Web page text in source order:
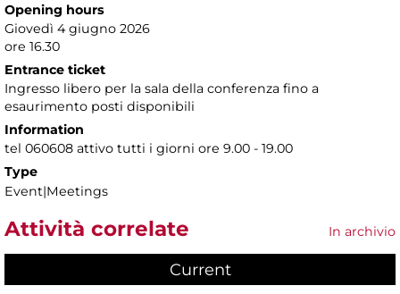
Opening hours
Giovedì 4 giugno 2026
ore 16.30
Entrance ticket
Ingresso libero per la sala della conferenza fino a
esaurimento posti disponibili
Information
tel 060608 attivo tutti i giorni ore 9.00 - 19.00
Type
Event|Meetings
Attività correlate In archivio
Current(active tab)